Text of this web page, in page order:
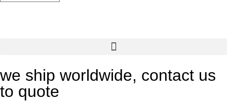
we ship worldwide, contact us
to quote